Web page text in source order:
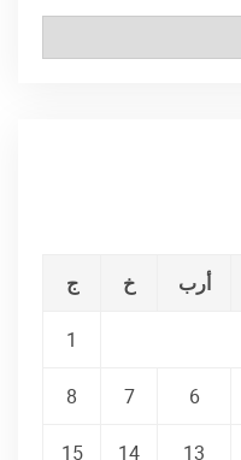
أرب خ ج
1
6
7
8
13
14
15